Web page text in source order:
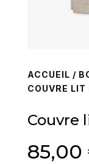
ACCUEIL /
COUVRE
Couvre
85,00